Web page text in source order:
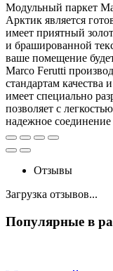
Модульный паркет
Арктик является
имеет приятный
и брашированной
ваше помещение
Marco Ferutti
стандартам
имеет специально
позволяет с
надежное соединение
Отзывы
Загрузка отзывов...
Популярные в